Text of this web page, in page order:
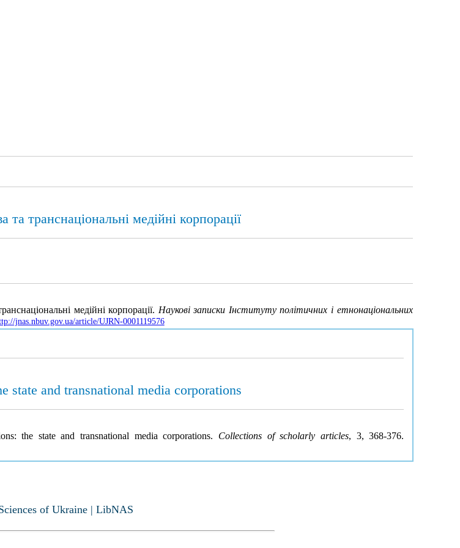
транснаціональні медійні корпорації
медійні корпорації. Наукові записки Інституту політичних і етнонаціональних
jnas.nbuv.gov.ua/article/UJRN-0001119576
state and transnational media corporations
the state and transnational media corporations. Collections of scholarly articles, 3, 368-376.
of Ukraine | LibNAS